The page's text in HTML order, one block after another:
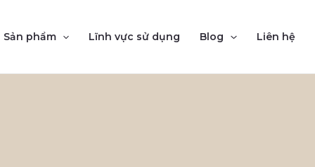
Sản phẩm Lĩnh vực sử dụng Blog Liên hệ